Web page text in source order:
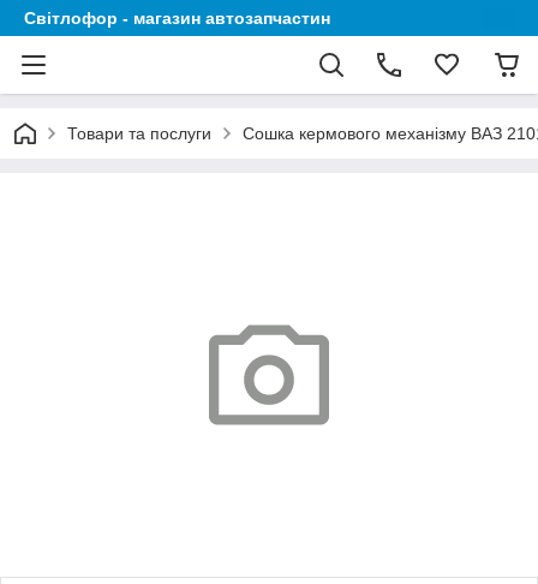
Світлофор - магазин автозапчастин
Товари та послуги Сошка кермового механізму ВАЗ